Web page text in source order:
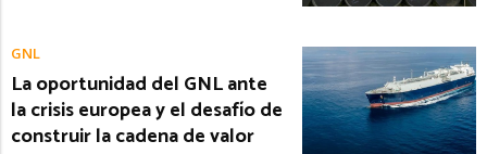
GNL
La oportunidad del GNL ante
la crisis europea y el desafío de
construir la cadena de valor